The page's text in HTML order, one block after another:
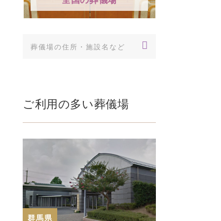
ご利用の多い葬儀場
群馬県